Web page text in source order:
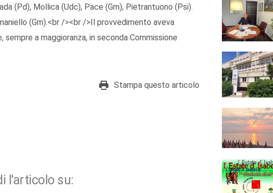
(Pd), Mollica (Udc), Pace (Gm), Pietrantuono (Psi).
(Gm).<br /><br />Il provvedimento aveva
a maggioranza, in seconda Commissione
Stampa questo articolo
l'articolo su: